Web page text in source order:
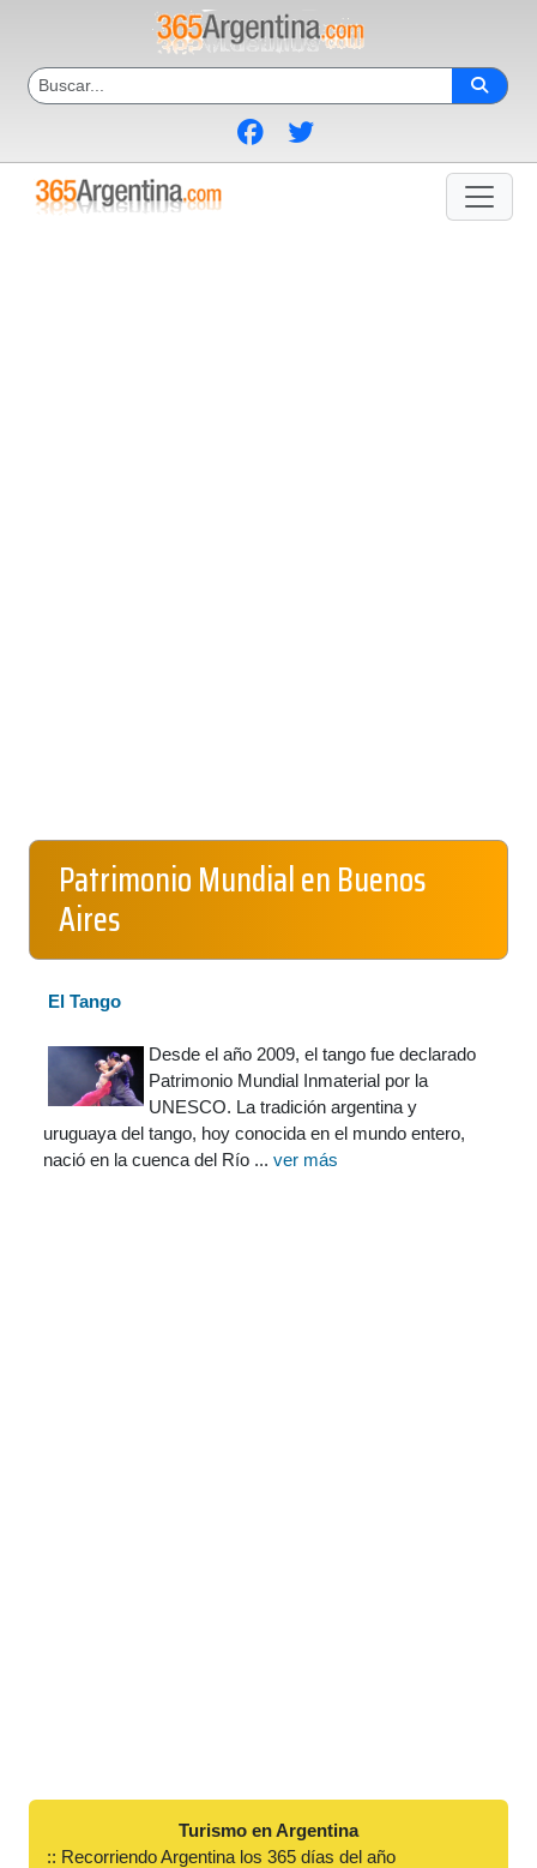
Patrimonio Mundial en Buenos
Aires
El Tango
Desde el año 2009, el tango fue declarado
Patrimonio Mundial Inmaterial por la
UNESCO. La tradición argentina y
uruguaya del tango, hoy conocida en el mundo entero,
nació en la cuenca del Río ... ver más
Turismo en Argentina
:: Recorriendo Argentina los 365 días del año